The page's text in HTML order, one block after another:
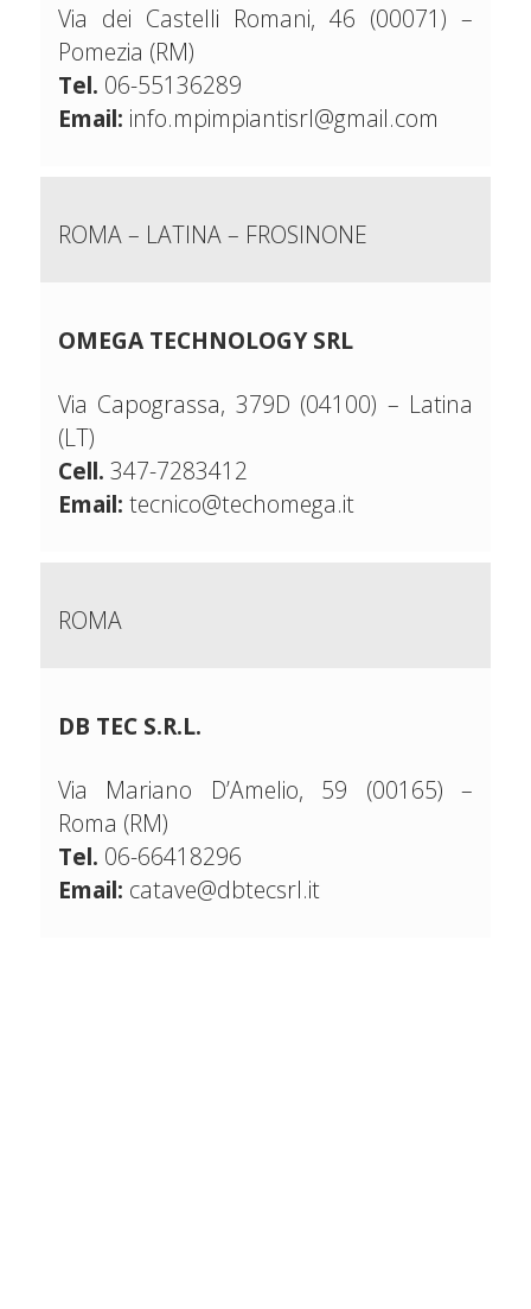
Via dei Castelli Romani, 46 (00071) –
Pomezia (RM)
Tel. 06-55136289
Email: info.mpimpiantisrl@gmail.com
ROMA – LATINA – FROSINONE
OMEGA TECHNOLOGY SRL
Via Capograssa, 379D (04100) – Latina
(LT)
Cell. 347-7283412
Email: tecnico@techomega.it
ROMA
DB TEC S.R.L.
Via Mariano D’Amelio, 59 (00165) –
Roma (RM)
Tel. 06-66418296
Email: catave@dbtecsrl.it